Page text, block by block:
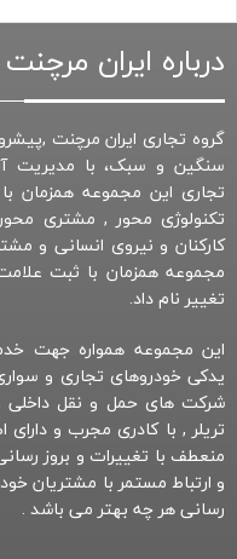
درباره ایران مرچنت
گروه تجاری ایران مرچنت
سنگین و سبک، با مدیریت
تجاری این مجموعه همزمان
تکنولوژی محور , مشتری
تغییر نام داد.
این مجموعه همواره جهت
یدکی خودروهای تجاری و
شرکت های حمل و نقل داخلی و
تریلر , با کادری مجرب و
منعطف با تغییرات و بروز
و ارتباط مستمر با مشتریان
رسانی هر چه بهتر می باشد .